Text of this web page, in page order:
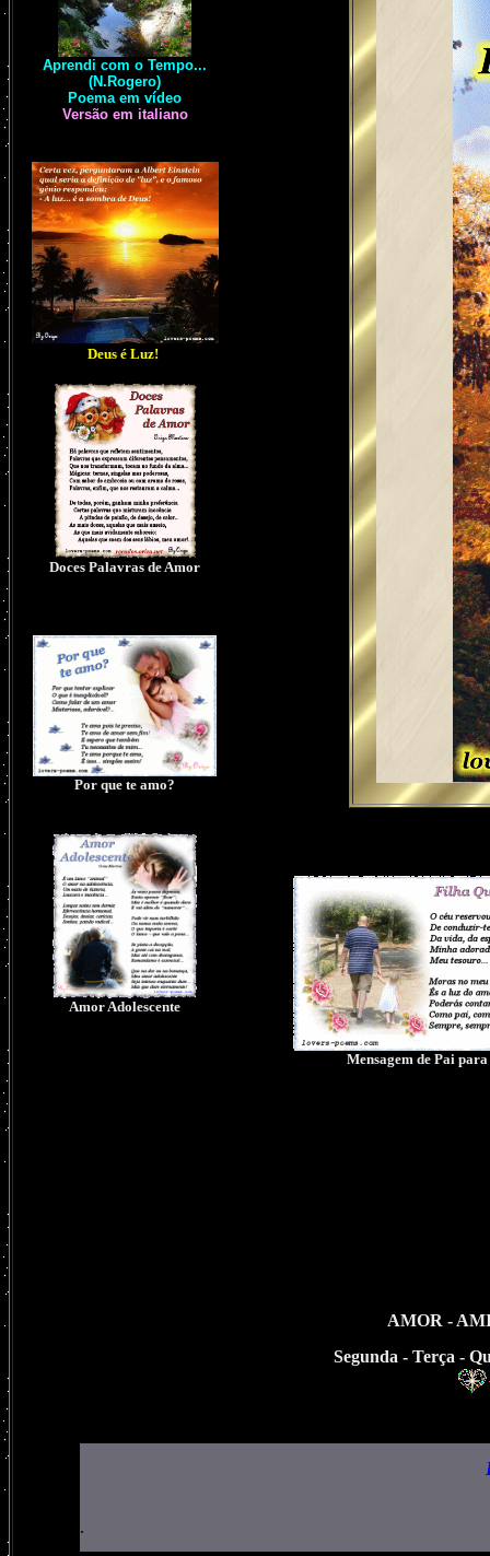
Aprendi com o Tempo...
(N.Rogero)
Poema em vídeo
Versão em italiano
Deus é Luz!
Doces Palavras de Amor
Por que te amo?
Amor Adolescente
Mensagem de Pai
AMOR -
Segunda - Terça -
.